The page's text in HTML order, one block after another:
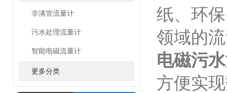
非满管流量计
污水处理流量计
智能电磁流量计
更多分类
纸、环
领域的
电磁污
方便实